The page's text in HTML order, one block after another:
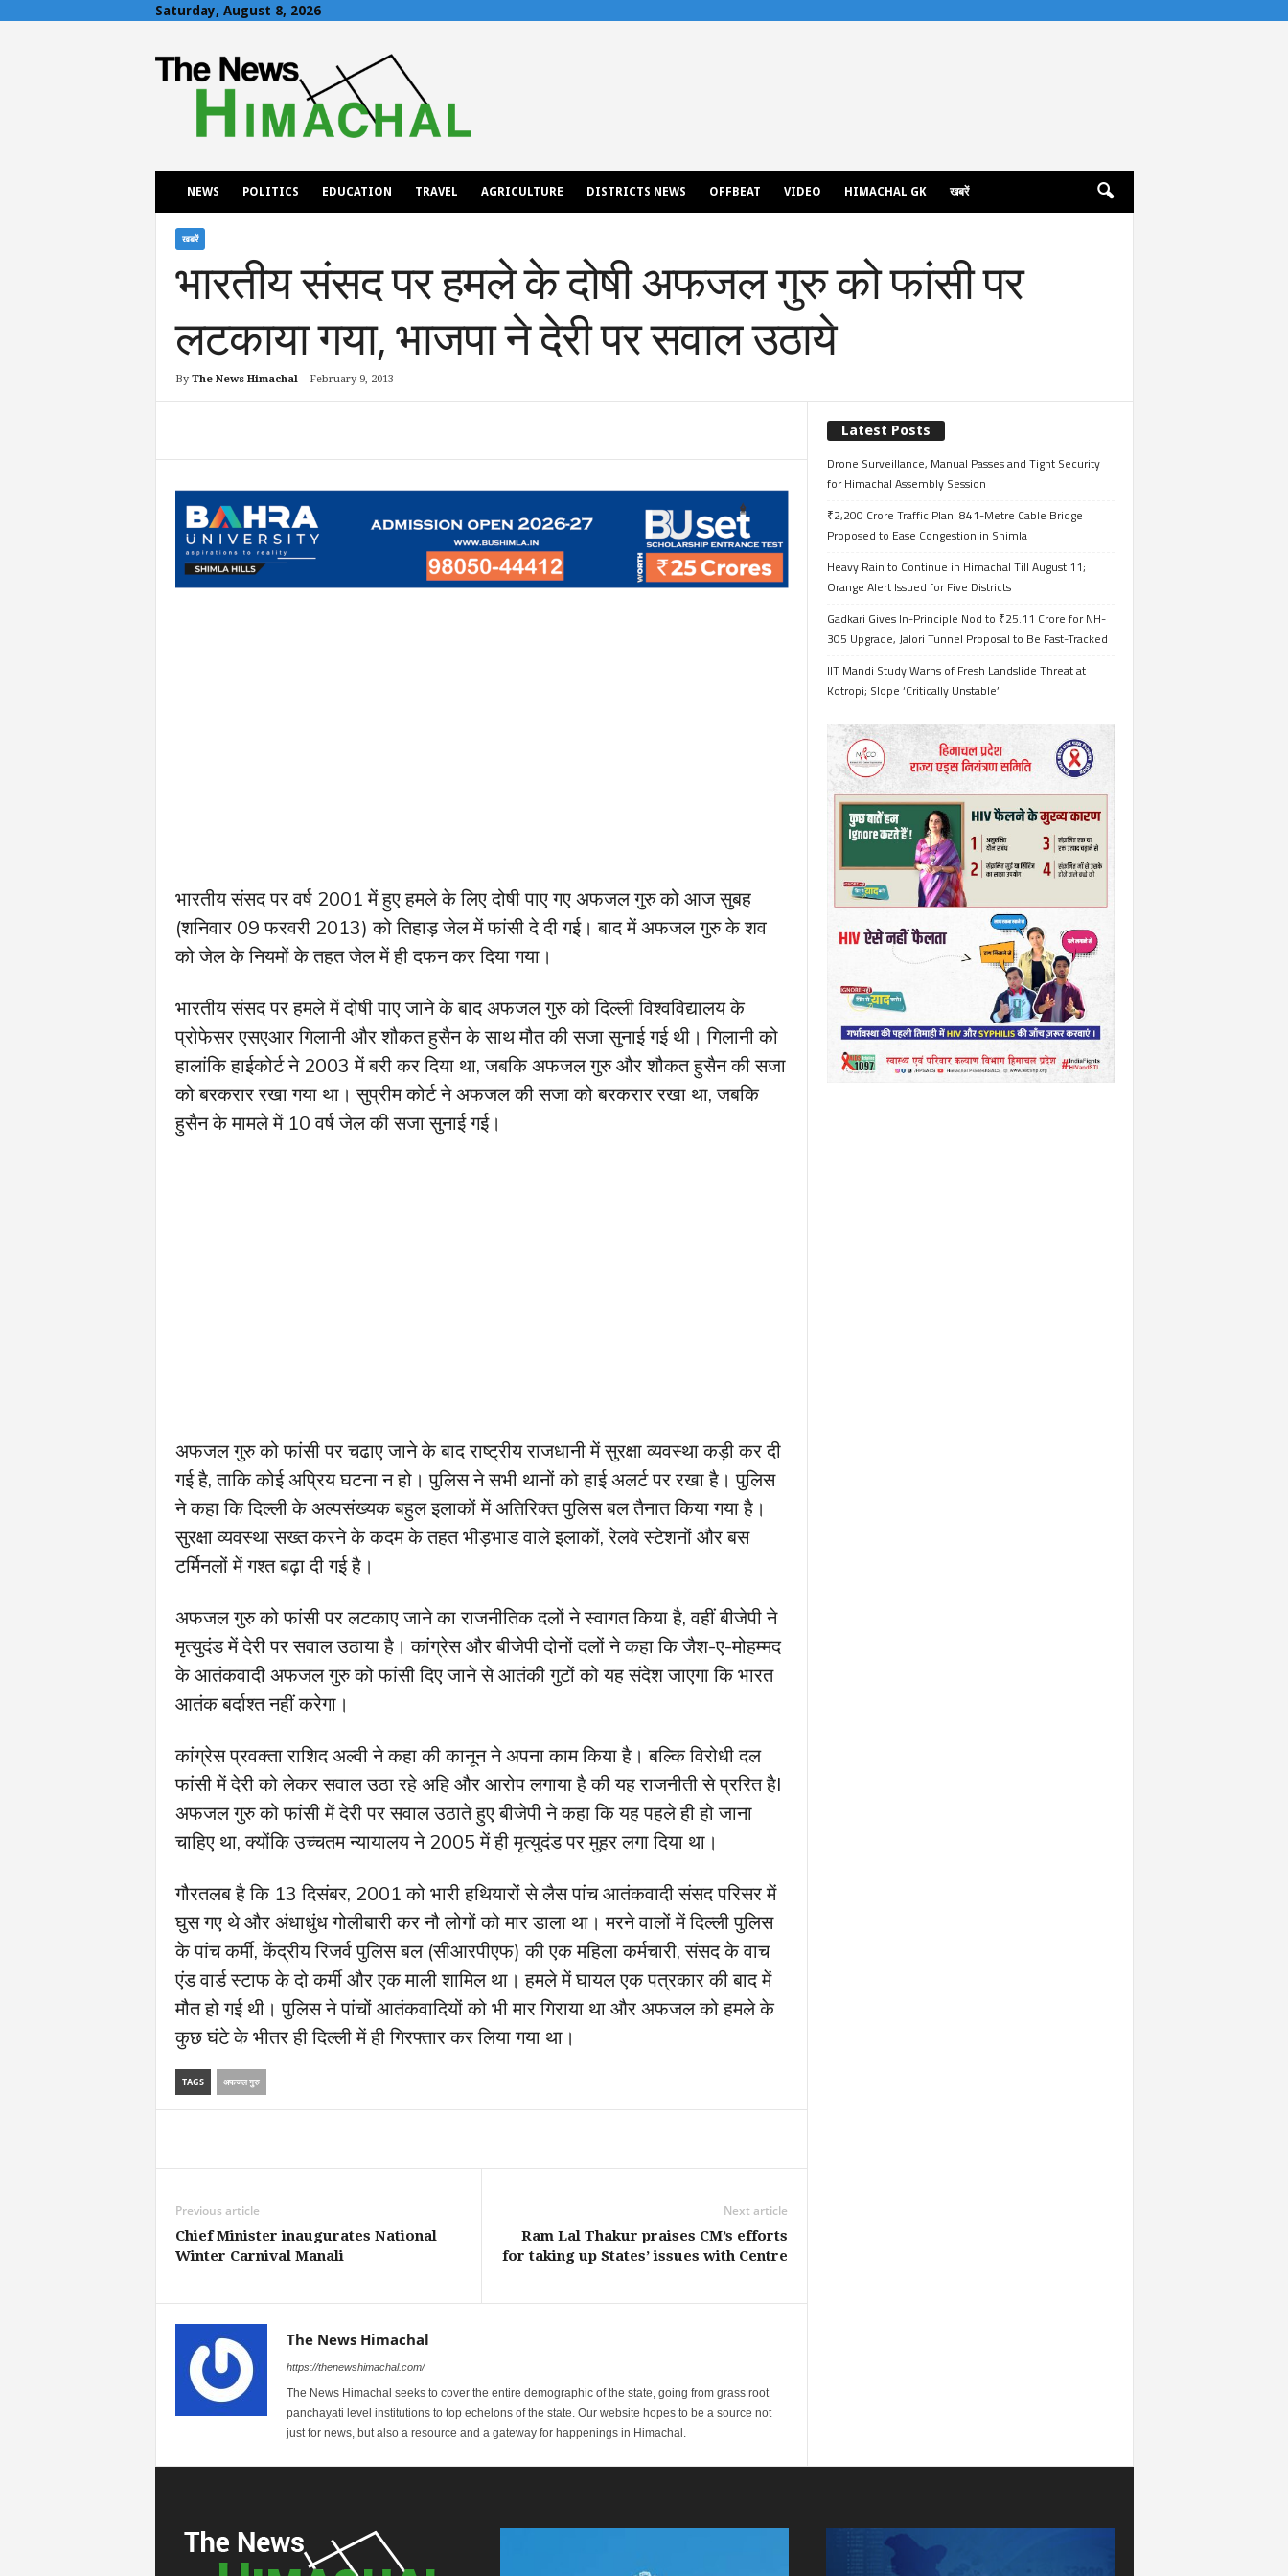
Saturday, August 8, 2026
h
NEWS POLITICS EDUCATION TRAVEL AGRICULTURE DISTRICTS NEWS OFFBEAT VIDEO HIMACHAL GK खबरें
खबरें
भारतीय संसद पर हमले के दोषी अफजल गुरु को फांसी पर
लटकाया गया, भाजपा ने देरी पर सवाल उठाये
By The News Himachal- February 9, 2013
भारतीय संसद पर वर्ष 2001 में हुए हमले के लिए दोषी पाए गए अफजल गुरु को आज सुबह
(शनिवार 09 फरवरी 2013) को तिहाड़ जेल में फांसी दे दी गई। बाद में अफजल गुरु के शव
को जेल के नियमों के तहत जेल में ही दफन कर दिया गया।
भारतीय संसद पर हमले में दोषी पाए जाने के बाद अफजल गुरु को दिल्ली विश्वविद्यालय के
प्रोफेसर एसएआर गिलानी और शौकत हुसैन के साथ मौत की सजा सुनाई गई थी। गिलानी को
हालांकि हाईकोर्ट ने 2003 में बरी कर दिया था, जबकि अफजल गुरु और शौकत हुसैन की सजा
को बरकरार रखा गया था। सुप्रीम कोर्ट ने अफजल की सजा को बरकरार रखा था, जबकि
हुसैन के मामले में 10 वर्ष जेल की सजा सुनाई गई।
अफजल गुरु को फांसी पर चढाए जाने के बाद राष्ट्रीय राजधानी में सुरक्षा व्यवस्था कड़ी कर दी
गई है, ताकि कोई अप्रिय घटना न हो। पुलिस ने सभी थानों को हाई अलर्ट पर रखा है। पुलिस
ने कहा कि दिल्ली के अल्पसंख्यक बहुल इलाकों में अतिरिक्त पुलिस बल तैनात किया गया है।
सुरक्षा व्यवस्था सख्त करने के कदम के तहत भीड़भाड वाले इलाकों, रेलवे स्टेशनों और बस
टर्मिनलों में गश्त बढ़ा दी गई है।
अफजल गुरु को फांसी पर लटकाए जाने का राजनीतिक दलों ने स्वागत किया है, वहीं बीजेपी ने
मृत्युदंड में देरी पर सवाल उठाया है। कांग्रेस और बीजेपी दोनों दलों ने कहा कि जैश-ए-मोहम्मद
के आतंकवादी अफजल गुरु को फांसी दिए जाने से आतंकी गुटों को यह संदेश जाएगा कि भारत
आतंक बर्दाश्त नहीं करेगा।
कांग्रेस प्रवक्ता राशिद अल्वी ने कहा की कानून ने अपना काम किया है। बल्कि विरोधी दल
फांसी में देरी को लेकर सवाल उठा रहे अहि और आरोप लगाया है की यह राजनीती से प्ररित हैl
अफजल गुरु को फांसी में देरी पर सवाल उठाते हुए बीजेपी ने कहा कि यह पहले ही हो जाना
चाहिए था, क्योंकि उच्चतम न्यायालय ने 2005 में ही मृत्युदंड पर मुहर लगा दिया था।
गौरतलब है कि 13 दिसंबर, 2001 को भारी हथियारों से लैस पांच आतंकवादी संसद परिसर में
घुस गए थे और अंधाधुंध गोलीबारी कर नौ लोगों को मार डाला था। मरने वालों में दिल्ली पुलिस
के पांच कर्मी, केंद्रीय रिजर्व पुलिस बल (सीआरपीएफ) की एक महिला कर्मचारी, संसद के वाच
एंड वार्ड स्टाफ के दो कर्मी और एक माली शामिल था। हमले में घायल एक पत्रकार की बाद में
मौत हो गई थी। पुलिस ने पांचों आतंकवादियों को भी मार गिराया था और अफजल को हमले के
कुछ घंटे के भीतर ही दिल्ली में ही गिरफ्तार कर लिया गया था।
TAGS अफजल गुरु
Previous article
Chief Minister inaugurates National
Winter Carnival Manali
Next article
Ram Lal Thakur praises CM’s efforts
for taking up States’ issues with Centre
The News Himachal
https://thenewshimachal.com/
The News Himachal seeks to cover the entire demographic of the state, going from grass root
panchayati level institutions to top echelons of the state. Our website hopes to be a source not
just for news, but also a resource and a gateway for happenings in Himachal.
Latest Posts
Drone Surveillance, Manual Passes and Tight Security
for Himachal Assembly Session
₹2,200 Crore Traffic Plan: 841-Metre Cable Bridge
Proposed to Ease Congestion in Shimla
Heavy Rain to Continue in Himachal Till August 11;
Orange Alert Issued for Five Districts
Gadkari Gives In-Principle Nod to ₹25.11 Crore for NH-
305 Upgrade, Jalori Tunnel Proposal to Be Fast-Tracked
IIT Mandi Study Warns of Fresh Landslide Threat at
Kotropi; Slope ‘Critically Unstable’